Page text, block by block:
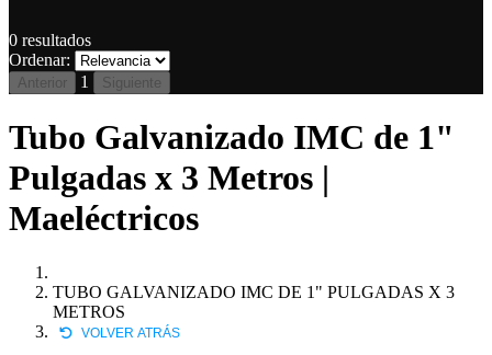
0 resultados
Ordenar:
Anterior 1 Siguiente
Tubo Galvanizado IMC de 1"
Pulgadas x 3 Metros |
Maeléctricos
TUBO GALVANIZADO IMC DE 1" PULGADAS X 3
METROS
VOLVER ATRÁS